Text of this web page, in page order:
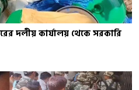
দলীয় কার্যালয় থেকে সরকারি